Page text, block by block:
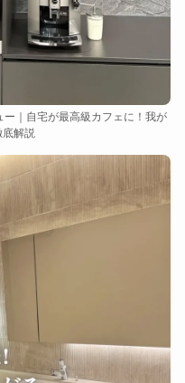
｜自宅が最高級カフェに！我が
底解説